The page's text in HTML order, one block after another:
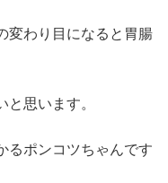
わり目になると胃腸
思います。
るポンコツちゃんです